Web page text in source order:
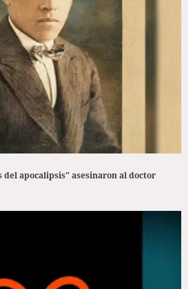
del apocalipsis" asesinaron al doctor